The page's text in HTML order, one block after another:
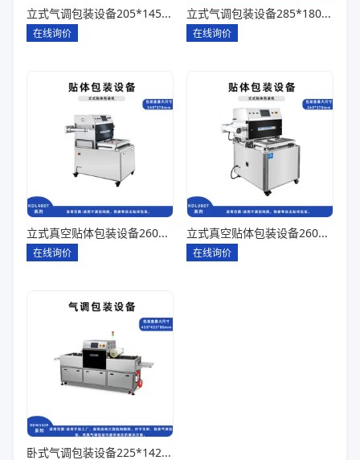
立式气调包装设备205*145*85一出四
在线询价
立式气调包装设备285*180*80一出一
在线询价
立式真空贴体包装设备260*180一出四
在线询价
立式真空贴体包装设备260*180一出二
在线询价
卧式气调包装设备225*142*80一出六